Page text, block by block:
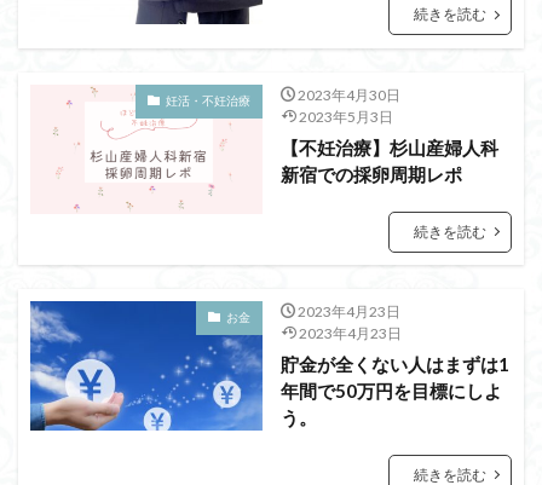
続きを読む
妊活・不妊治療
2023年4月30日
2023年5月3日
【不妊治療】杉山産婦人科
新宿での採卵周期レポ
続きを読む
お金
2023年4月23日
2023年4月23日
貯金が全くない人はまずは1
年間で50万円を目標にしよ
う。
続きを読む